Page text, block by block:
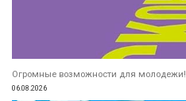
Огромные возможности для молодежи!
06.08.2026